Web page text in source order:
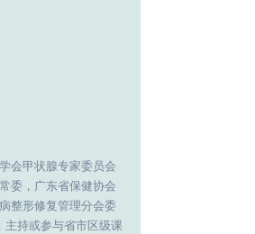
会甲状腺专家委员会
委，广东省保健协会
整形修复管理分会委
主持或参与省市区级课